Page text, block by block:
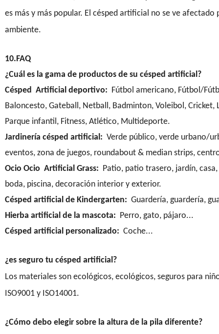
es más y más popular. El césped artificial no se ve
ambiente.
10.FAQ
¿Cuál es la gama de productos de su césped artificial?
Césped Artificial deportivo: Fútbol americano, Fútbol/
Baloncesto, Gateball, Netball, Badminton, Voleibol,
Parque infantil, Fitness, Atlético, Multideporte.
Jardinería césped artificial: Verde público, verde urbano/
eventos, zona de juegos, roundabout & median strips,
Ocio Ocio Artificial Grass: Patio, patio trasero, jardín,
boda, piscina, decoración interior y exterior.
Césped artificial de Kindergarten: Guardería, guardería,
Hierba artificial de la mascota: Perro, gato, pájaro...
Césped artificial personalizado: Coche...
¿es seguro tu césped artificial?
Los materiales son ecológicos, ecológicos, seguros para
ISO9001 y ISO14001.
¿Cómo debo elegir sobre la altura de la pila diferente?